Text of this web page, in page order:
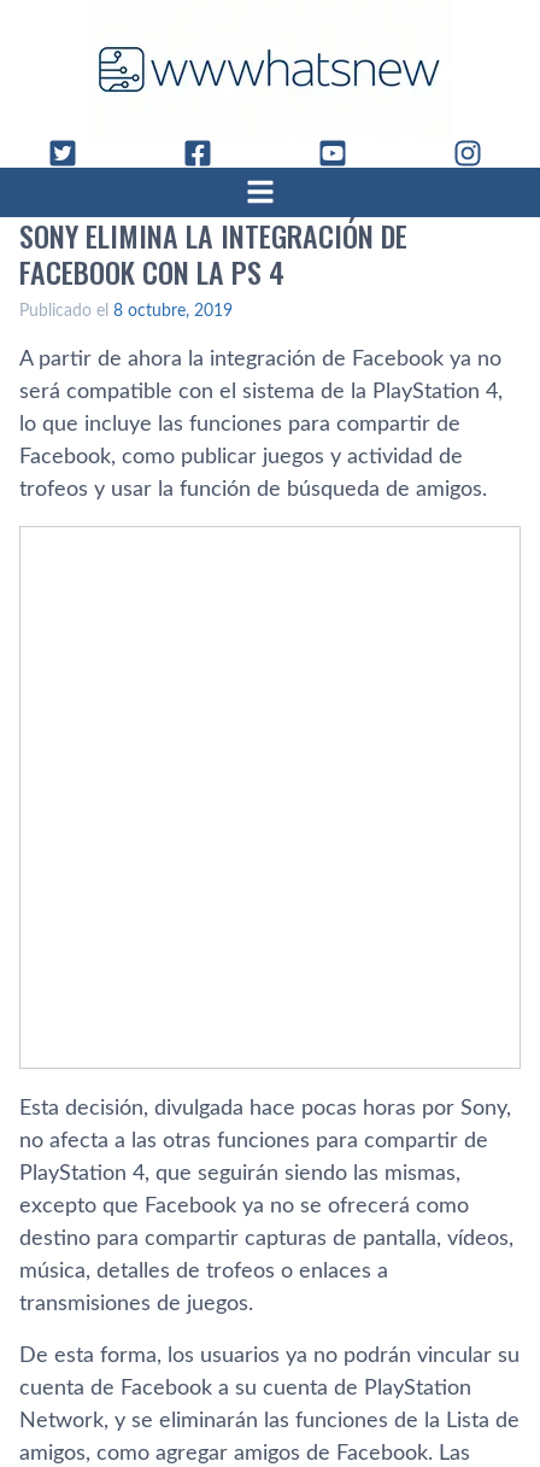
SONY ELIMINA LA INTEGRACIÓN DE
FACEBOOK CON LA PS 4
Publicado el 8 octubre, 2019
A partir de ahora la integración de Facebook ya no
será compatible con el sistema de la PlayStation 4,
lo que incluye las funciones para compartir de
Facebook, como publicar juegos y actividad de
trofeos y usar la función de búsqueda de amigos.
Esta decisión, divulgada hace pocas horas por Sony,
no afecta a las otras funciones para compartir de
PlayStation 4, que seguirán siendo las mismas,
excepto que Facebook ya no se ofrecerá como
destino para compartir capturas de pantalla, vídeos,
música, detalles de trofeos o enlaces a
transmisiones de juegos.
De esta forma, los usuarios ya no podrán vincular su
cuenta de Facebook a su cuenta de PlayStation
Network, y se eliminarán las funciones de la Lista de
amigos, como agregar amigos de Facebook. Las